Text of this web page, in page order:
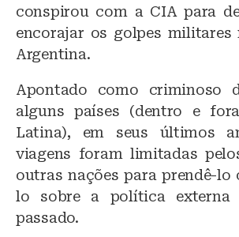
conspirou com a CIA para
encorajar os golpes militares
Argentina.
Apontado como criminoso
alguns países (dentro e
Latina), em seus últimos
viagens foram limitadas
outras nações para prendê-lo
lo sobre a política externa
passado.